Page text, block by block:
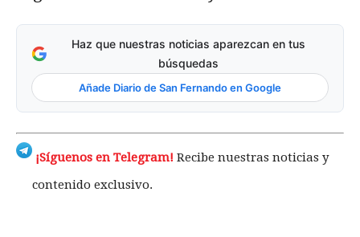
Haz que nuestras noticias aparezcan en tus
búsquedas
Añade Diario de San Fernando en Google
¡Síguenos en Telegram! Recibe nuestras noticias y
contenido exclusivo.